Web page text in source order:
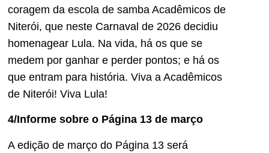
coragem da escola de samba Acadêmicos de
Niterói, que neste Carnaval de 2026 decidiu
homenagear Lula. Na vida, há os que se
medem por ganhar e perder pontos; e há os
que entram para história. Viva a Acadêmicos
de Niterói! Viva Lula!
4/Informe sobre o Página 13 de março
A edição de março do Página 13 será